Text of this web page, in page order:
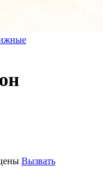
Вызвать